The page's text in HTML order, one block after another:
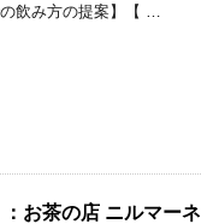
飲み方の提案】【 …
お茶の店 ニルマーネ